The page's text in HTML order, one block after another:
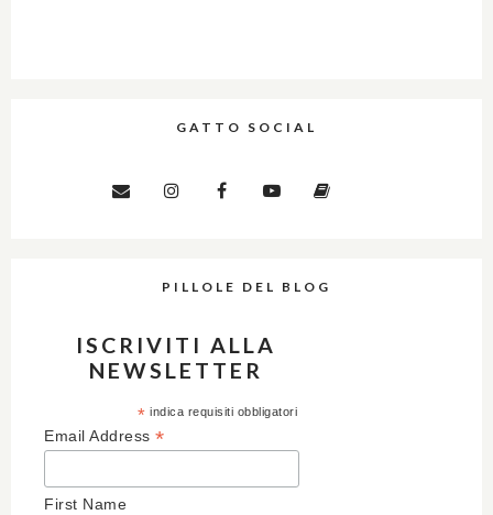
GATTO SOCIAL
PILLOLE DEL BLOG
ISCRIVITI ALLA
NEWSLETTER
* indica requisiti obbligatori
Email Address *
First Name